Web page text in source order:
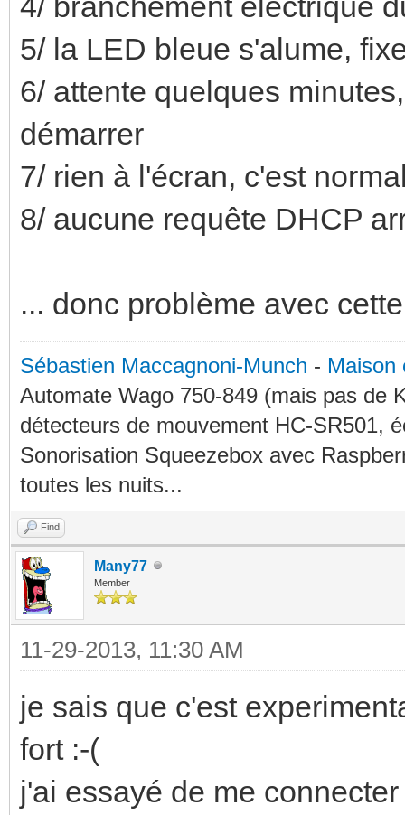
5/ la LED bleue s'alume,
6/ attente quelques
démarrer
7/ rien à l'écran, c'est
8/ aucune requête DHCP
... donc problème avec
Sébastien Maccagnoni-Munch - Maison
Automate Wago 750-849 (mais pas de
détecteurs de mouvement HC-SR501,
Sonorisation Squeezebox avec
toutes les nuits...
Find
Many77
Member
11-29-2013, 11:30 AM
je sais que c'est
fort :-(
j'ai essayé de me